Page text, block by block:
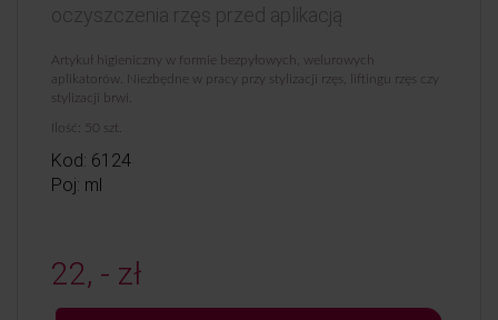
oczyszczenia rzęs przed aplikacją
Artykuł higieniczny w formie bezpyłowych, welurowych
aplikatorów. Niezbędne w pracy przy stylizacji rzęs, liftingu rzęs czy
stylizacji brwi.
Ilość: 50 szt.
Kod: 6124
Poj: ml
22, - zł